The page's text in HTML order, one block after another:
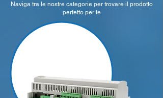
Naviga tra le nostre categorie per trovare il prodotto
perfetto per te